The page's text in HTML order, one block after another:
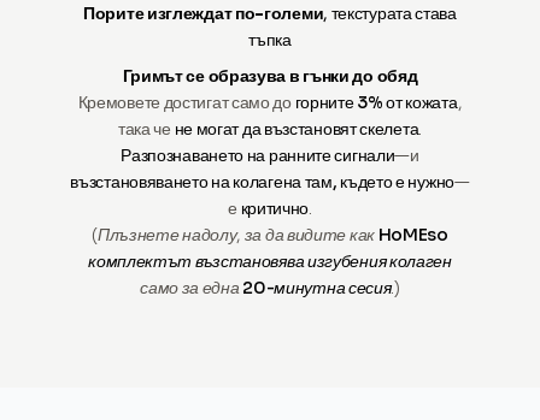
Порите изглеждат по-големи, текстурата става
тъпка
Гримът се образува в гънки до обяд
Кремовете достигат само до горните 3% от кожата,
така че не могат да възстановят скелета.
Разпознаването на ранните сигнали—и
възстановяването на колагена там, където е нужно—
е критично.
(Плъзнете надолу, за да видите как HoMEso
комплектът възстановява изгубения колаген
само за една20-минутна сесия.)